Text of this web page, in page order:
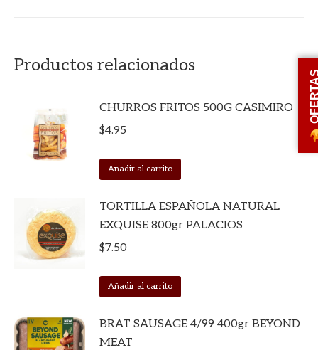
Productos relacionados
CHURROS FRITOS 500G CASIMIRO
$4.95
Añadir al carrito
TORTILLA ESPAÑOLA NATURAL
EXQUISE 800gr PALACIOS
$7.50
Añadir al carrito
BRAT SAUSAGE 4/99 400gr BEYOND
MEAT